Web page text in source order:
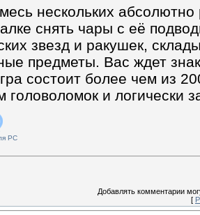
нескольких
снять чары с её
звезд и ракушек,
предметы. Вас ждет
состоит более чем из
головоломок и логически
PC
Добавлять комментарии
[